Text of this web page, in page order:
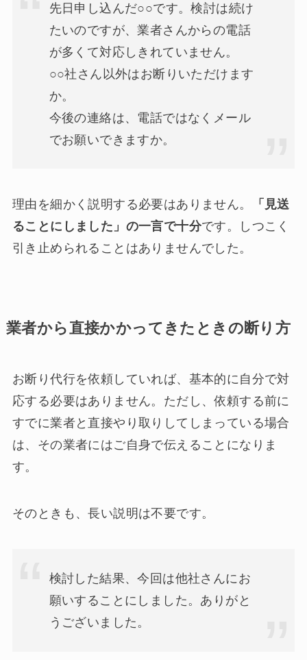
先日申し込んだ○○です。検討は続け
たいのですが、業者さんからの電話
が多くて対応しきれていません。
○○社さん以外はお断りいただけます
か。
今後の連絡は、電話ではなくメール
でお願いできますか。
理由を細かく説明する必要はありません。
「見送
ることにしました」の一言で十分です。しつこく
引き止められることはありませんでした。
業者から直接かかってきたときの断り方
お断り代行を依頼していれば、基本的に自分で対
応する必要はありません。ただし、依頼する前に
すでに業者と直接やり取りしてしまっている場合
は、その業者にはご自身で伝えることになりま
す。
そのときも、長い説明は不要です。
検討した結果、今回は他社さんにお
願いすることにしました。ありがと
うございました。